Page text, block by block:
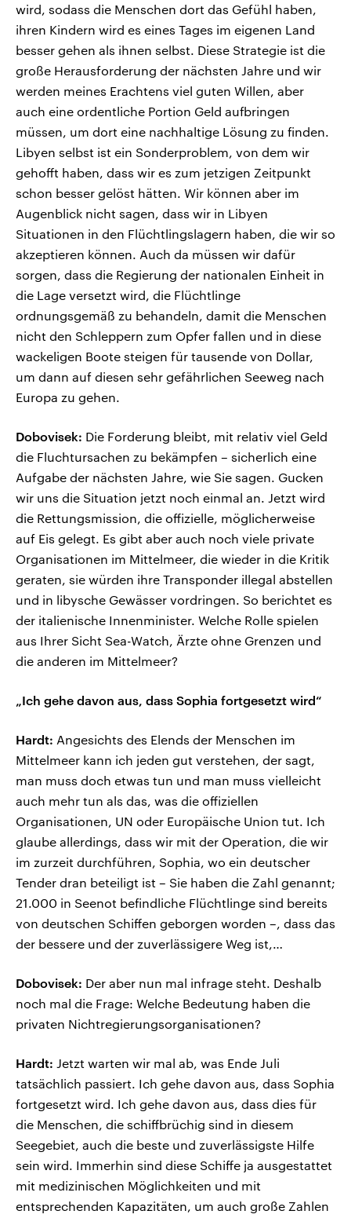
wird, sodass die Menschen dort das Gefühl haben,
ihren Kindern wird es eines Tages im eigenen Land
besser gehen als ihnen selbst. Diese Strategie ist die
große Herausforderung der nächsten Jahre und wir
werden meines Erachtens viel guten Willen, aber
auch eine ordentliche Portion Geld aufbringen
müssen, um dort eine nachhaltige Lösung zu finden.
Libyen selbst ist ein Sonderproblem, von dem wir
gehofft haben, dass wir es zum jetzigen Zeitpunkt
schon besser gelöst hätten. Wir können aber im
Augenblick nicht sagen, dass wir in Libyen
Situationen in den Flüchtlingslagern haben, die wir so
akzeptieren können. Auch da müssen wir dafür
sorgen, dass die Regierung der nationalen Einheit in
die Lage versetzt wird, die Flüchtlinge
ordnungsgemäß zu behandeln, damit die Menschen
nicht den Schleppern zum Opfer fallen und in diese
wackeligen Boote steigen für tausende von Dollar,
um dann auf diesen sehr gefährlichen Seeweg nach
Europa zu gehen.
Dobovisek: Die Forderung bleibt, mit relativ viel Geld
die Fluchtursachen zu bekämpfen – sicherlich eine
Aufgabe der nächsten Jahre, wie Sie sagen. Gucken
wir uns die Situation jetzt noch einmal an. Jetzt wird
die Rettungsmission, die offizielle, möglicherweise
auf Eis gelegt. Es gibt aber auch noch viele private
Organisationen im Mittelmeer, die wieder in die Kritik
geraten, sie würden ihre Transponder illegal abstellen
und in libysche Gewässer vordringen. So berichtet es
der italienische Innenminister. Welche Rolle spielen
aus Ihrer Sicht Sea-Watch, Ärzte ohne Grenzen und
die anderen im Mittelmeer?
„Ich gehe davon aus, dass Sophia fortgesetzt wird“
Hardt: Angesichts des Elends der Menschen im
Mittelmeer kann ich jeden gut verstehen, der sagt,
man muss doch etwas tun und man muss vielleicht
auch mehr tun als das, was die offiziellen
Organisationen, UN oder Europäische Union tut. Ich
glaube allerdings, dass wir mit der Operation, die wir
im zurzeit durchführen, Sophia, wo ein deutscher
Tender dran beteiligt ist – Sie haben die Zahl genannt;
21.000 in Seenot befindliche Flüchtlinge sind bereits
von deutschen Schiffen geborgen worden –, dass das
der bessere und der zuverlässigere Weg ist,…
Dobovisek: Der aber nun mal infrage steht. Deshalb
noch mal die Frage: Welche Bedeutung haben die
privaten Nichtregierungsorganisationen?
Hardt: Jetzt warten wir mal ab, was Ende Juli
tatsächlich passiert. Ich gehe davon aus, dass Sophia
fortgesetzt wird. Ich gehe davon aus, dass dies für
die Menschen, die schiffbrüchig sind in diesem
Seegebiet, auch die beste und zuverlässigste Hilfe
sein wird. Immerhin sind diese Schiffe ja ausgestattet
mit medizinischen Möglichkeiten und mit
entsprechenden Kapazitäten, um auch große Zahlen